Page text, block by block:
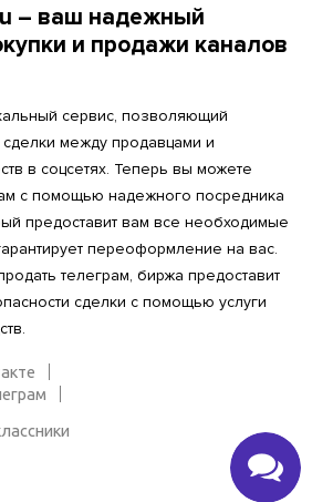
– ваш надежный
и продажи каналов
сервис, позволяющий
между продавцами и
в соцсетях. Теперь вы можете
с помощью надежного посредника
предоставит вам все необходимые
переоформление на вас.
телеграм, биржа предоставит
сделки с помощью услуги